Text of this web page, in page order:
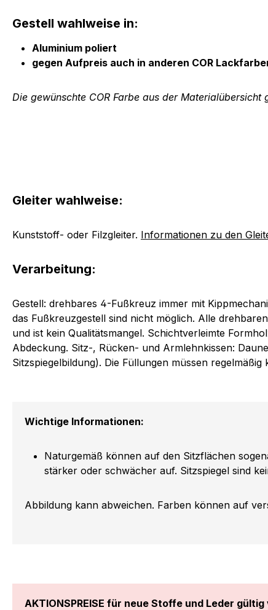
Gestell wahlweise in:
Aluminium poliert
gegen Aufpreis auch in anderen COR
Die gewünschte COR Farbe aus der
Gleiter wahlweise:
Kunststoff- oder Filzgleiter. Informationen zu den
Verarbeitung:
Gestell: drehbares 4-Fußkreuz immer mit
das Fußkreuzgestell sind nicht möglich. Alle
und ist kein Qualitätsmangel. Schichtverleimte
Abdeckung. Sitz-, Rücken- und Armlehnkissen:
Sitzspiegelbildung). Die Füllungen müssen
Wichtige Informationen:
Naturgemäß können auf den Sitzflächen
stärker oder schwächer auf. Sitzspiegel sind
Abbildung kann abweichen. Farben können auf
AKTIONSPREISE für neue Stoffe und Leder gültig